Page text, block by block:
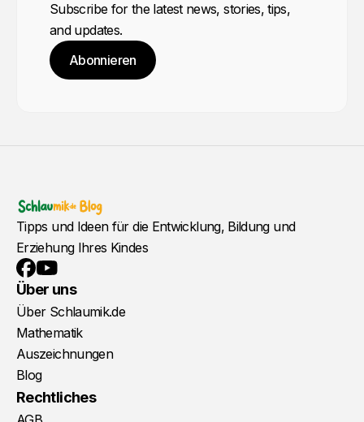
Subscribe for the latest news, stories, tips,
and updates.
Abonnieren
Tipps und Ideen für die Entwicklung, Bildung und
Erziehung Ihres Kindes
Facebook
YouTube
Über uns
Über Schlaumik.de
Mathematik
Auszeichnungen
Blog
Rechtliches